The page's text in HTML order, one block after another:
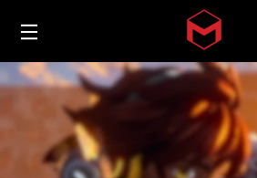
Skip to